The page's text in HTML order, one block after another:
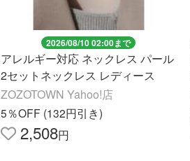
2026/08/10 02:00まで
アレルギー対応 ネックレス パール
2セットネックレス レディース
ZOZOTOWN Yahoo!店
5％OFF (132円引き)
2,508円